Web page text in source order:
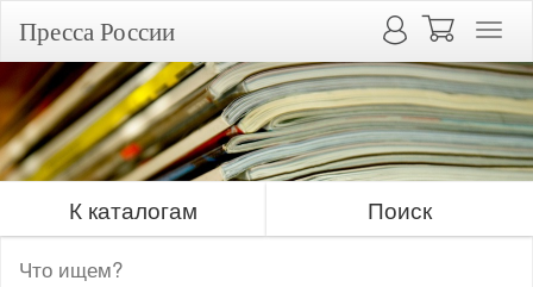
Пресса России
К каталогам Поиск